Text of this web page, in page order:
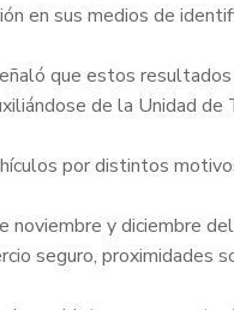
en sus medios de
que estos
de la Unidad
por distintos
noviembre y diciembre
seguro, proximidades